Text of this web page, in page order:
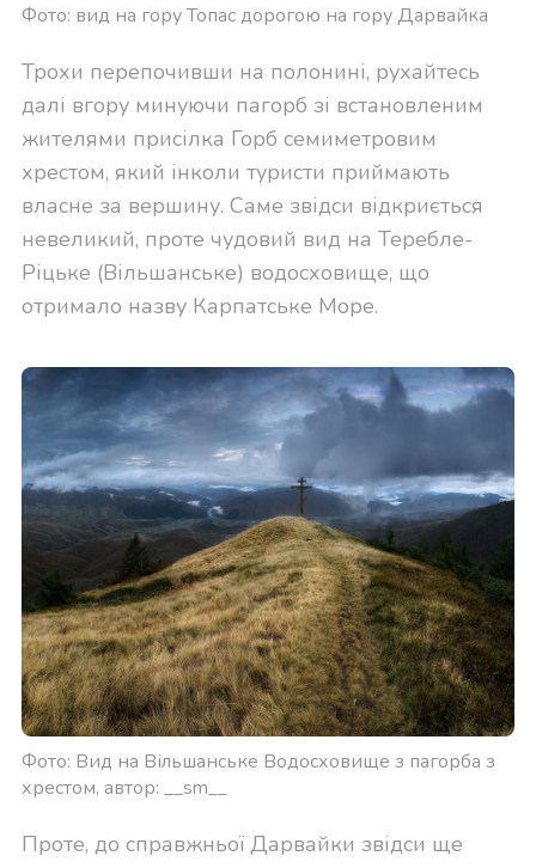
Фото: вид на гору Топас дорогою на гору Дарвайка
Трохи перепочивши на полонині, рухайтесь
далі вгору минуючи пагорб зі встановленим
жителями присілка Горб семиметровим
хрестом, який інколи туристи приймають
власне за вершину. Саме звідси відкриється
невеликий, проте чудовий вид на Теребле-
Ріцьке (Вільшанське) водосховище, що
отримало назву Карпатське Море.
Фото: Вид на Вільшанське Водосховище з пагорба з
хрестом, автор: __sm__
Проте, до справжньої Дарвайки звідси ще